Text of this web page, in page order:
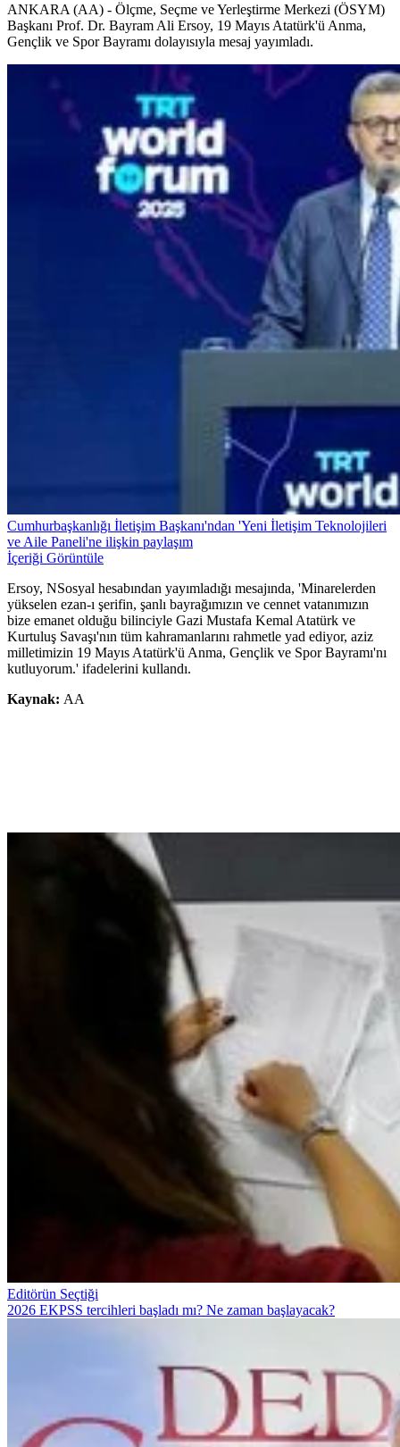
ANKARA (AA) - Ölçme, Seçme ve Yerleştirme Merkezi (ÖSYM)
Başkanı Prof. Dr. Bayram Ali Ersoy, 19 Mayıs Atatürk'ü Anma,
Gençlik ve Spor Bayramı dolayısıyla mesaj yayımladı.
Cumhurbaşkanlığı İletişim Başkanı'ndan 'Yeni İletişim Teknolojileri
ve Aile Paneli'ne ilişkin paylaşım
İçeriği Görüntüle
Ersoy, NSosyal hesabından yayımladığı mesajında, 'Minarelerden
yükselen ezan-ı şerifin, şanlı bayrağımızın ve cennet vatanımızın
bize emanet olduğu bilinciyle Gazi Mustafa Kemal Atatürk ve
Kurtuluş Savaşı'nın tüm kahramanlarını rahmetle yad ediyor, aziz
milletimizin 19 Mayıs Atatürk'ü Anma, Gençlik ve Spor Bayramı'nı
kutluyorum.' ifadelerini kullandı.
Kaynak: AA
Editörün Seçtiği
2026 EKPSS tercihleri başladı mı? Ne zaman başlayacak?